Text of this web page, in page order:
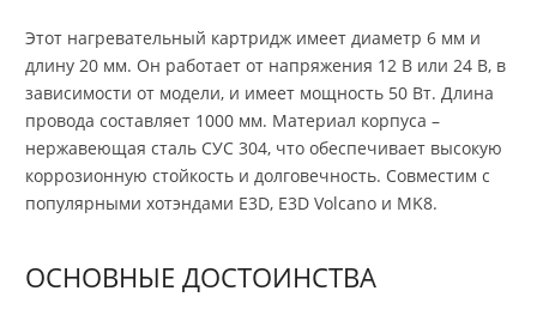
Этот нагревательный картридж имеет диаметр 6 мм и
длину 20 мм. Он работает от напряжения 12 В или 24 В, в
зависимости от модели, и имеет мощность 50 Вт. Длина
провода составляет 1000 мм. Материал корпуса –
нержавеющая сталь СУС 304, что обеспечивает высокую
коррозионную стойкость и долговечность. Совместим с
популярными хотэндами E3D, E3D Volcano и MK8.
ОСНОВНЫЕ ДОСТОИНСТВА